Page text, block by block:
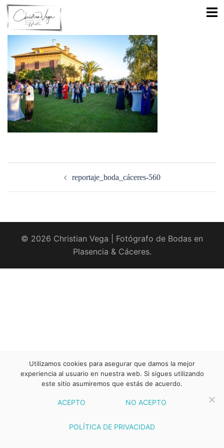
Saltar
contenido
reportaje_boda_cáceres-560
© 2026 Christian Vega | Fotógrafo de Bodas en
Plasencia & Cáceres.
Utilizamos cookies para asegurar que damos la mejor
experiencia al usuario en nuestra web. Si sigues utilizando
este sitio asumiremos que estás de acuerdo.
ACEPTO NO ACEPTO
POLÍTICA DE PRIVACIDAD